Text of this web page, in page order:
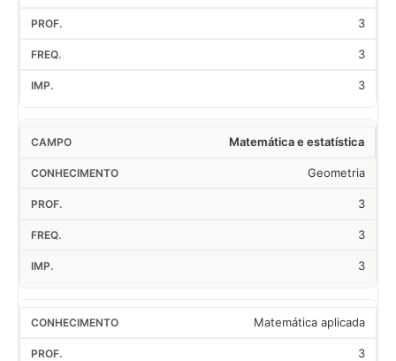
3
3
3
Matemática e estatística
Geometria
3
3
3
Matemática aplicada
3